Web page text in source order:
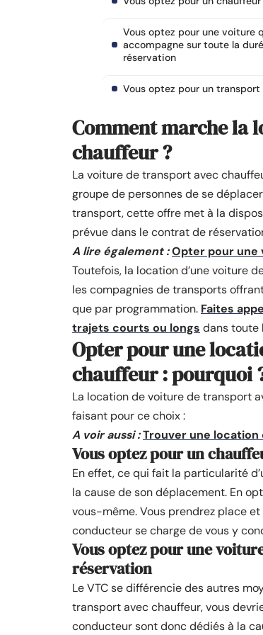
Vous optez pour une voiture
accompagne sur toute la
réservation
Vous optez pour un transport
Comment marche la
chauffeur ?
La voiture de transport avec
groupe de personnes de se
transport, cette offre met à la
prévue dans le contrat de
A lire également :Opter pour une
Toutefois, la location d’une voiture
les compagnies de transports
que par programmation. Faites
trajets courts ou longs dans toute
Opter pour une
chauffeur : pourquoi
La location de voiture de transport
faisant pour ce choix :
A voir aussi :Trouver une location
Vous optez pour un
En effet, ce qui fait la particularité
la cause de son déplacement. En
vous-même. Vous prendrez place
conducteur se charge de vous y
Vous optez pour une
réservation
Le VTC se différencie des autres
transport avec chauffeur, vous
conducteur sont donc dédiés à la